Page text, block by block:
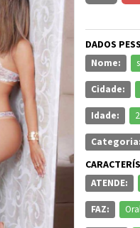
DADOS
Nome:
Cidade:
Idade:
Categoria:
ATENDE:
FAZ: